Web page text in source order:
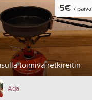
toimiva retkireitin
5€ / päivä
Ada